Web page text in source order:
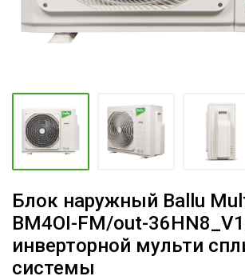
Блок наружный Ballu
BM4OI-FM/out-
инверторной мульти
системы